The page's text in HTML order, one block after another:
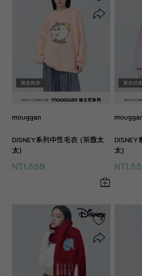
mouggan
DISNEY系列中性毛衣 (茶壺太
太)
NT.1,880
DISNEY
太)